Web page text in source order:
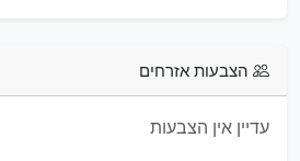
הצבעות אזרחים
עדיין אין הצבעות